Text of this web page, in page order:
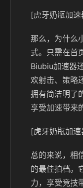
[虎牙奶瓶加速
那么，为什么
式。只需在首
Biubiu加速器
欢射击、策略
拥有简洁明了
享受加速带来
[虎牙奶瓶加速
总的来说，相
的最佳拍档。
力，享受竞技